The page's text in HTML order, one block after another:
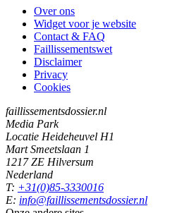
Over ons
Widget voor je website
Contact & FAQ
Faillissementswet
Disclaimer
Privacy
Cookies
faillissementsdossier.nl
Media Park
Locatie Heideheuvel H1
Mart Smeetslaan 1
1217 ZE Hilversum
Nederland
T: +31(0)85-3330016
E: info@faillissementsdossier.nl